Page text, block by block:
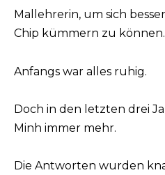
Mallehrerin, um sich
Chip kümmern zu können.
Anfangs war alles ruhig.
Doch in den letzten drei
Minh immer mehr.
Die Antworten wurden